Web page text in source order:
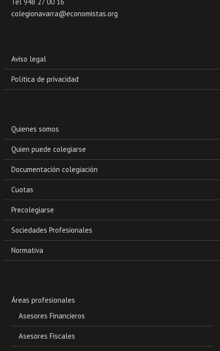
colegionavarra@economistas.org
Aviso legal
Política de privacidad
Quienes somos
Quien puede colegiarse
Documentación colegiación
Cuotas
Precolegiarse
Sociedades Profesionales
Normativa
Áreas profesionales
Asesores Financieros
Asesores Fiscales